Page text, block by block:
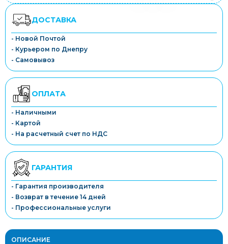
ДОСТАВКА
- Новой Почтой
- Курьером по Днепру
- Самовывоз
ОПЛАТА
- Наличными
- Картой
- На расчетный счет по НДС
ГАРАНТИЯ
- Гарантия производителя
- Возврат в течение 14 дней
- Профессиональные услуги
ОПИСАНИЕ